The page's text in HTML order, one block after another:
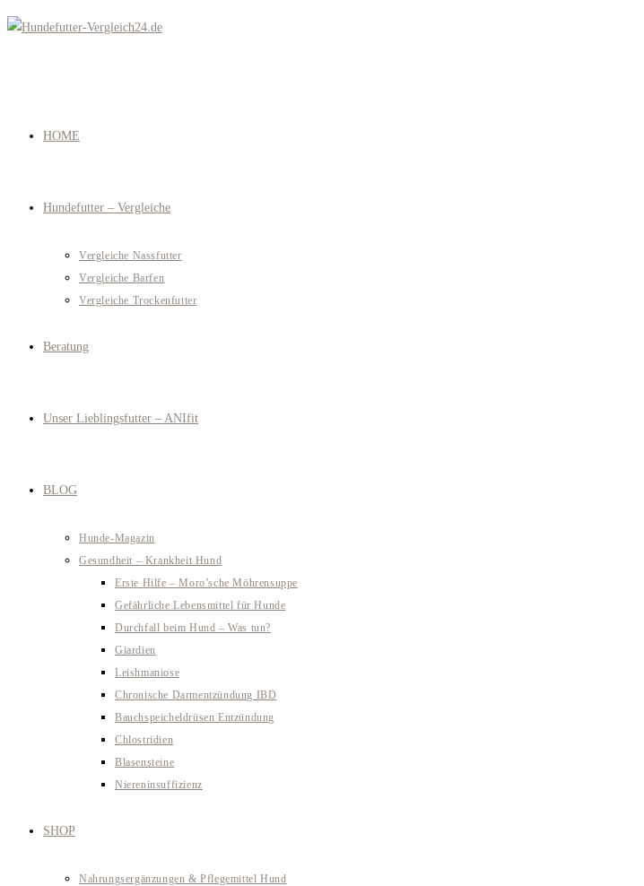
Zum
HOME
Hundefutter – Vergleiche
Vergleiche Nassfutter
Vergleiche Barfen
Vergleiche Trockenfutter
Beratung
Unser Lieblingsfutter – ANIfit
BLOG
Hunde-Magazin
Gesundheit – Krankheit Hund
Erste Hilfe – Moro’sche Möhrensuppe
Gefährliche Lebensmittel für Hunde
Durchfall beim Hund – Was tun?
Giardien
Leishmaniose
Chronische Darmentzündung IBD
Bauchspeicheldrüsen Entzündung
Chlostridien
Blasensteine
Niereninsuffizienz
SHOP
Nahrungsergänzungen & Pflegemittel Hund